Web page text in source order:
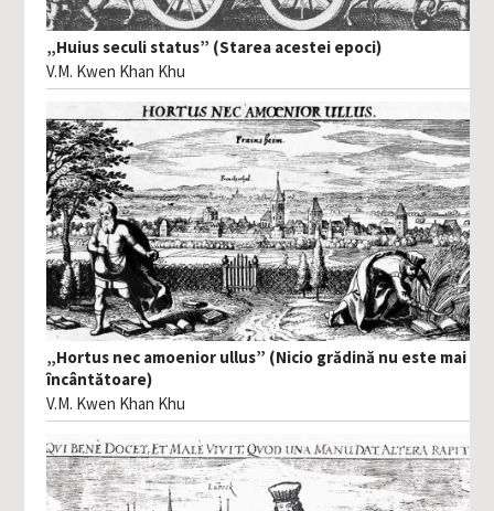
„Huius seculi status” (Starea acestei epoci)
V.M. Kwen Khan Khu
„Hortus nec amoenior ullus” (Nicio grădină nu este mai
încântătoare)
V.M. Kwen Khan Khu